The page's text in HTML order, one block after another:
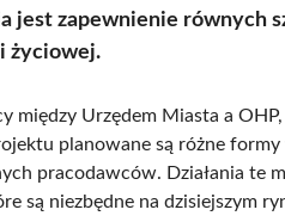
jest zapewnienie równych
życiowej.
między Urzędem Miasta a OHP,
planowane są różne
pracodawców. Działania te
są niezbędne na dzisiejszym